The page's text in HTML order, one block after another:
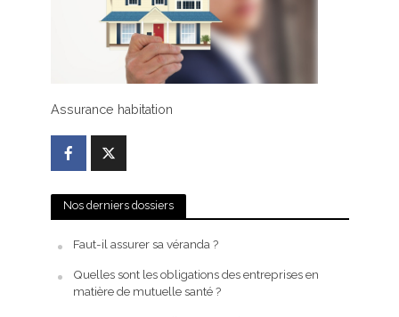
Assurance habitation
Nos derniers dossiers
Faut-il assurer sa véranda ?
Quelles sont les obligations des entreprises en
matière de mutuelle santé ?